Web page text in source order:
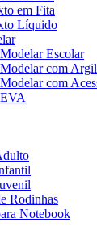
em Fita
Líquido
Escolar
com
com
Rodinhas
Notebook